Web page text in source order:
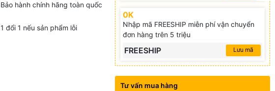
Bảo hành chính hãng toàn quốc
1 đổi 1 nếu sản phẩm lỗi
0K
Nhập mã FREESHIP miễn phí vận chuyển
đơn hàng trên 5 triệu
FREESHIP Lưu mã
Tư vấn mua hàng